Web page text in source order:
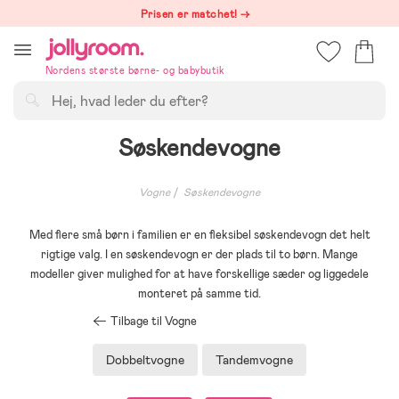
till
innehållet
Prisen er matchet! →
Nordens største børne- og babybutik
Søskendevogne
Vogne Søskendevogne
Med flere små børn i familien er en fleksibel søskendevogn det helt
rigtige valg. I en søskendevogn er der plads til to børn. Mange
modeller giver mulighed for at have forskellige sæder og liggedele
monteret på samme tid.
Tilbage til Vogne
Dobbeltvogne Tandemvogne